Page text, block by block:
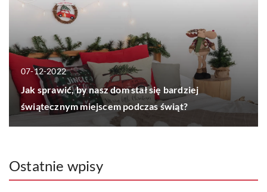
07-12-2022
Jak sprawić, by nasz dom stał się bardziej
świątecznym miejscem podczas świąt?
Ostatnie wpisy